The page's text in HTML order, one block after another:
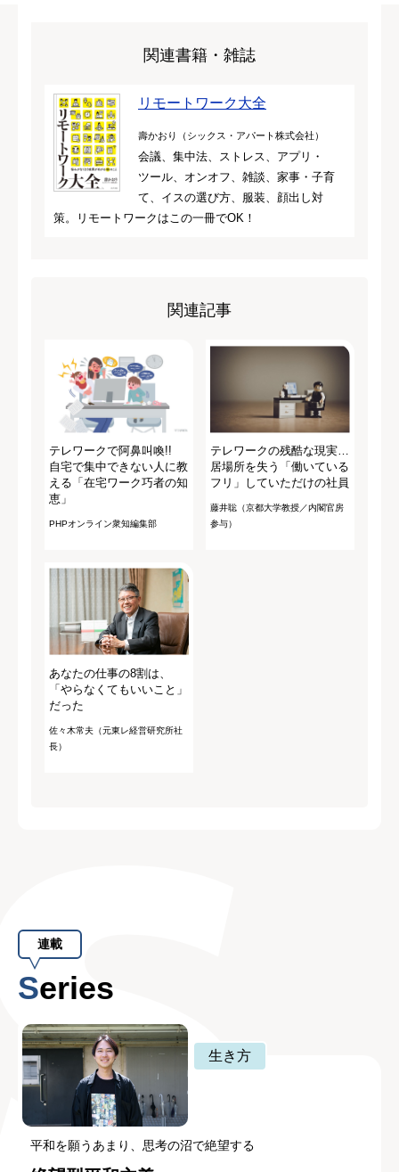
関連書籍・雑誌
リモートワーク大全
壽かおり（シックス・アパート株式会社）
会議、集中法、ストレス、アプリ・
ツール、オンオフ、雑談、家事・子育
て、イスの選び方、服装、顔出し対
策。リモートワークはこの一冊でOK！
関連記事
テレワークで阿鼻叫喚!!
自宅で集中できない人に教
える「在宅ワーク巧者の知
恵」
PHPオンライン衆知編集部
テレワークの残酷な現実…
居場所を失う「働いている
フリ」していただけの社員
藤井聡（京都大学教授／内閣官房
参与）
あなたの仕事の8割は、
「やらなくてもいいこと」
だった
佐々木常夫（元東レ経営研究所社
長）
連載
Series
生き方
平和を願うあまり、思考の沼で絶望する